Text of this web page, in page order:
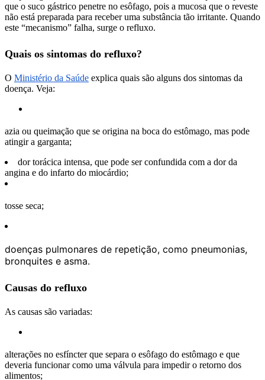
que o suco gástrico penetre no esôfago, pois a mucosa que o reveste
não está preparada para receber uma substância tão irritante. Quando
este “mecanismo” falha, surge o refluxo.
Quais os sintomas do refluxo?
O Ministério da Saúde explica quais são alguns dos sintomas da
doença. Veja:
azia ou queimação que se origina na boca do estômago, mas pode
atingir a garganta;
dor torácica intensa, que pode ser confundida com a dor da
angina e do infarto do miocárdio;
tosse seca;
doenças pulmonares de repetição, como pneumonias,
bronquites e asma.
Causas do refluxo
As causas são variadas:
alterações no esfíncter que separa o esôfago do estômago e que
deveria funcionar como uma válvula para impedir o retorno dos
alimentos;